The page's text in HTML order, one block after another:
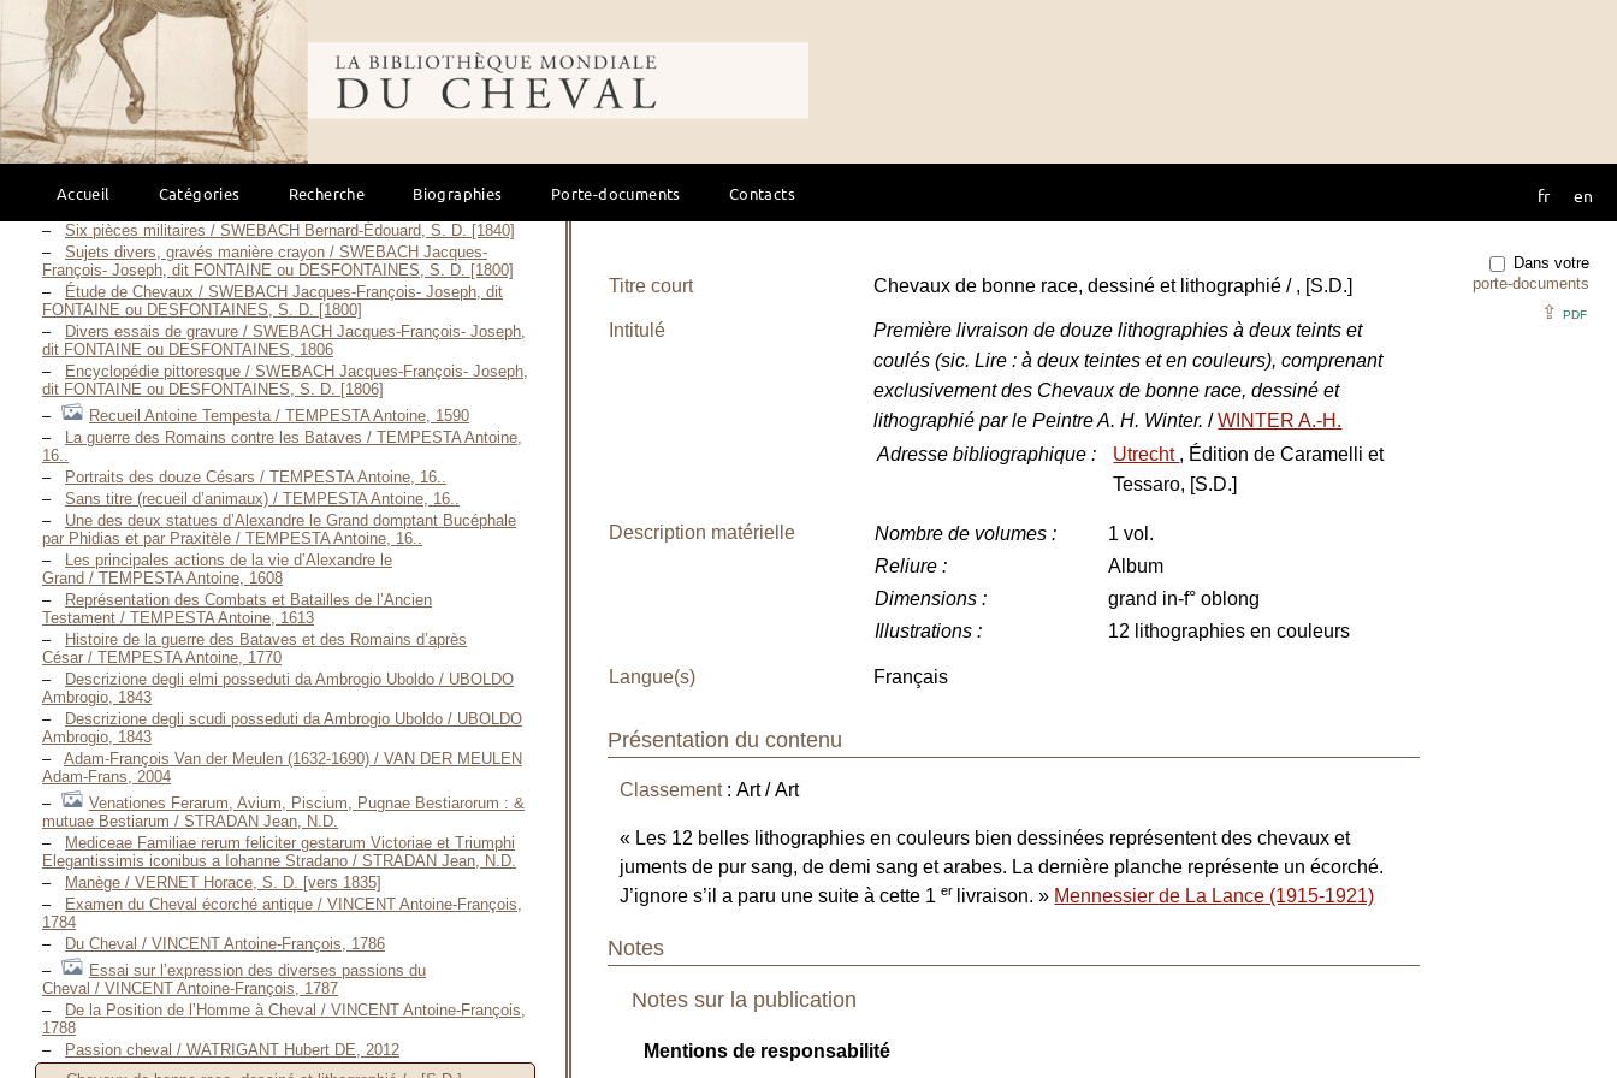
Bibliothèque mondiale du cheval
Accueil Catégories Recherche Biographies Porte-documents Contacts fr en
Apprendre à dessiner les chevaux / SAVITT Sam, 2009
Die bedeutendsten Rennpferde in anerkannt vorzüglichen
Photographien / SCHNAEBELI Heinrich, [1870]
Die bedeutendsten Rennpferde in anerkannt vorzüglichen
Photographien / [SCHNAEBELI Heinrich?], 1873
Essai sur la Fonte des Anciens et celle des Chevaux de
Chio / SEITZ Joseph, 1806
Aux Courses / SMYRL, 1906
Le cheval — Sa nature révélée / STUEWER Sabine, 2016
Six pièces militaires / SWEBACH Bernard-Édouard, S. D. [1840]
Sujets divers, gravés manière crayon / SWEBACH Jacques-
François- Joseph, dit FONTAINE ou DESFONTAINES, S. D. [1800]
Étude de Chevaux / SWEBACH Jacques-François- Joseph, dit
FONTAINE ou DESFONTAINES, S. D. [1800]
Divers essais de gravure / SWEBACH Jacques-François- Joseph,
dit FONTAINE ou DESFONTAINES, 1806
Encyclopédie pittoresque / SWEBACH Jacques-François- Joseph,
dit FONTAINE ou DESFONTAINES, S. D. [1806]
Recueil Antoine Tempesta / TEMPESTA Antoine, 1590
La guerre des Romains contre les Bataves / TEMPESTA Antoine,
16..
Portraits des douze Césars / TEMPESTA Antoine, 16..
Sans titre (recueil d’animaux) / TEMPESTA Antoine, 16..
Une des deux statues d’Alexandre le Grand domptant Bucéphale
par Phidias et par Praxitèle / TEMPESTA Antoine, 16..
Les principales actions de la vie d’Alexandre le
Grand / TEMPESTA Antoine, 1608
Représentation des Combats et Batailles de l’Ancien
Testament / TEMPESTA Antoine, 1613
Histoire de la guerre des Bataves et des Romains d’après
César / TEMPESTA Antoine, 1770
Descrizione degli elmi posseduti da Ambrogio Uboldo / UBOLDO
Ambrogio, 1843
Descrizione degli scudi posseduti da Ambrogio Uboldo / UBOLDO
Ambrogio, 1843
Adam-François Van der Meulen (1632-1690) / VAN DER MEULEN
Adam-Frans, 2004
Venationes Ferarum, Avium, Piscium, Pugnae Bestiarorum : &
mutuae Bestiarum / STRADAN Jean, N.D.
Mediceae Familiae rerum feliciter gestarum Victoriae et Triumphi
Elegantissimis iconibus a Iohanne Stradano / STRADAN Jean, N.D.
Manège / VERNET Horace, S. D. [vers 1835]
Examen du Cheval écorché antique / VINCENT Antoine-François,
1784
Du Cheval / VINCENT Antoine-François, 1786
Essai sur l’expression des diverses passions du
Cheval / VINCENT Antoine-François, 1787
De la Position de l’Homme à Cheval / VINCENT Antoine-François,
1788
Passion cheval / WATRIGANT Hubert DE, 2012
Dans votre
porte-documents
⇪ PDF
Titre court Chevaux de bonne race, dessiné et lithographié / , [S.D.]
Intitulé
Première livraison de douze lithographies à deux teints et
coulés (sic. Lire : à deux teintes et en couleurs), comprenant
exclusivement des Chevaux de bonne race, dessiné et
lithographié par le Peintre A. H. Winter./WINTER A.-H.
Adresse bibliographique : Utrecht , Édition de Caramelli et
Tessaro, [S.D.]
Description matérielle Nombre de volumes :
1 vol.
Reliure :
Album
Dimensions :
grand in-f° oblong
Illustrations : 12 lithographies en couleurs
Langue(s) Français
Présentation du contenu
Classement: Art / Art
« Les 12 belles lithographies en couleurs bien dessinées représentent des chevaux et
juments de pur sang, de demi sang et arabes. La dernière planche représente un écorché.
J’ignore s’il a paru une suite à cette 1er livraison. » Mennessier de La Lance (1915-1921)
Notes
Notes sur la publication
Mentions de responsabilité